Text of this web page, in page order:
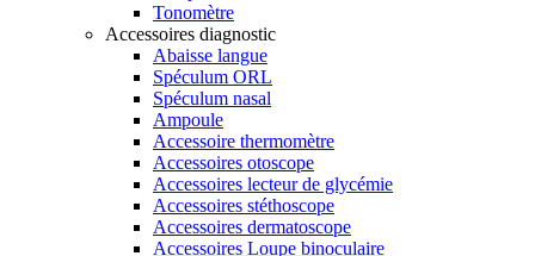
Tonomètre
Accessoires diagnostic
Abaisse langue
Spéculum ORL
Spéculum nasal
Ampoule
Accessoire thermomètre
Accessoires otoscope
Accessoires lecteur de glycémie
Accessoires stéthoscope
Accessoires dermatoscope
Accessoires Loupe binoculaire